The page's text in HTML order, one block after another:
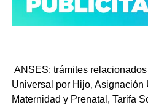
ANSES: trámites
Universal por Hijo, Asignación
Maternidad y Prenatal, Tarifa